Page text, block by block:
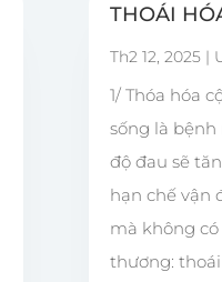
THOÁI
Th2 12, 2025 |
1/ Thóa hóa
sống là
độ đau sẽ
hạn chế vận
mà không
thương: